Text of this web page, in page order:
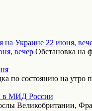
на Украине 22 июня,
Обстановка на
по состоянию на
в МИД России
Великобритании,